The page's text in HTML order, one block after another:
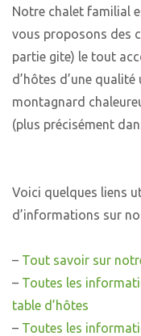
Notre chalet familial
vous proposons des
partie gite) le tout
d’hôtes d’une
montagnard
(plus précisément
Voici quelques liens
d’informations sur
– Tout savoir sur
– Toutes les
table d’hôtes
– Toutes les